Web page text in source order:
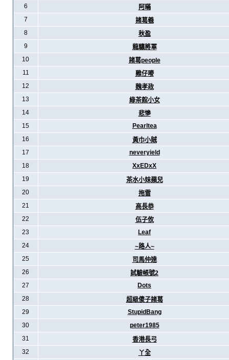
6
阿暪
7
諸葛羲
8
秋盈
9
龍驤將軍
10
諸葛people
11
雞仔嘜
12
魏孝政
13
綠茶館小女
14
悲慘
15
Pearltea
16
黃巾小賊
17
neveryield
18
XxEDxX
19
茶水小妹蘋兒
20
拖雷
21
高長恭
22
伍子攸
23
Leaf
24
~路人~
25
司馬仲達
26
試驗帳號2
27
Dots
28
超級傻子諸葛
29
StupidBang
30
peter1985
31
香港長弓
32
丫全